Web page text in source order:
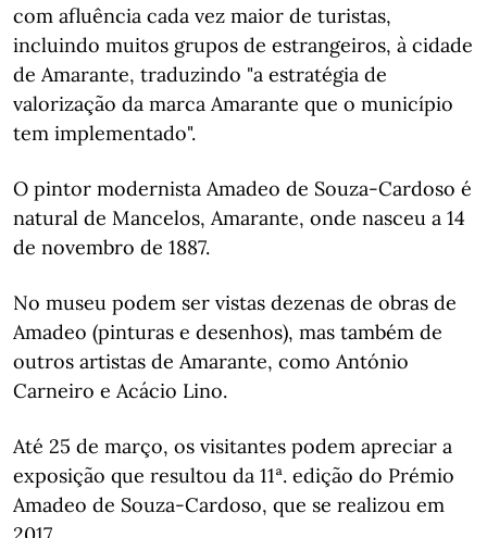
com afluência cada vez maior de turistas,
incluindo muitos grupos de estrangeiros, à cidade
de Amarante, traduzindo "a estratégia de
valorização da marca Amarante que o município
tem implementado".
O pintor modernista Amadeo de Souza-Cardoso é
natural de Mancelos, Amarante, onde nasceu a 14
de novembro de 1887.
No museu podem ser vistas dezenas de obras de
Amadeo (pinturas e desenhos), mas também de
outros artistas de Amarante, como António
Carneiro e Acácio Lino.
Até 25 de março, os visitantes podem apreciar a
exposição que resultou da 11ª. edição do Prémio
Amadeo de Souza-Cardoso, que se realizou em